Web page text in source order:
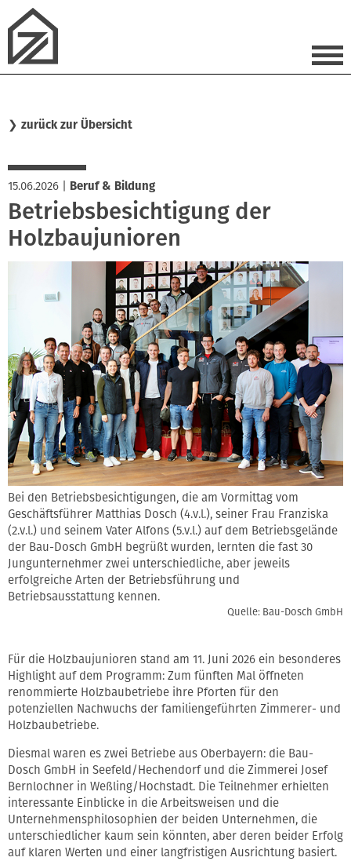
❯ zurück zur Übersicht
15.06.2026 Beruf & Bildung
Betriebsbesichtigung der
Holzbaujunioren
Bei den Betriebsbesichtigungen, die am Vormittag vom
Geschäftsführer Matthias Dosch (4.v.l.), seiner Frau Franziska
(2.v.l.) und seinem Vater Alfons (5.v.l.) auf dem Betriebsgelände
der Bau-Dosch GmbH begrüßt wurden, lernten die fast 30
Jungunternehmer zwei unterschiedliche, aber jeweils
erfolgreiche Arten der Betriebsführung und
Betriebsausstattung kennen.
Quelle: Bau-Dosch GmbH
Für die Holzbaujunioren stand am 11. Juni 2026 ein besonderes
Highlight auf dem Programm: Zum fünften Mal öffneten
renommierte Holzbaubetriebe ihre Pforten für den
potenziellen Nachwuchs der familiengeführten Zimmerer- und
Holzbaubetriebe.
Diesmal waren es zwei Betriebe aus Oberbayern: die Bau-
Dosch GmbH in Seefeld/Hechendorf und die Zimmerei Josef
Bernlochner in Weßling/Hochstadt. Die Teilnehmer erhielten
interessante Einblicke in die Arbeitsweisen und die
Unternehmensphilosophien der beiden Unternehmen, die
unterschiedlicher kaum sein könnten, aber deren beider Erfolg
auf klaren Werten und einer langfristigen Ausrichtung basiert.